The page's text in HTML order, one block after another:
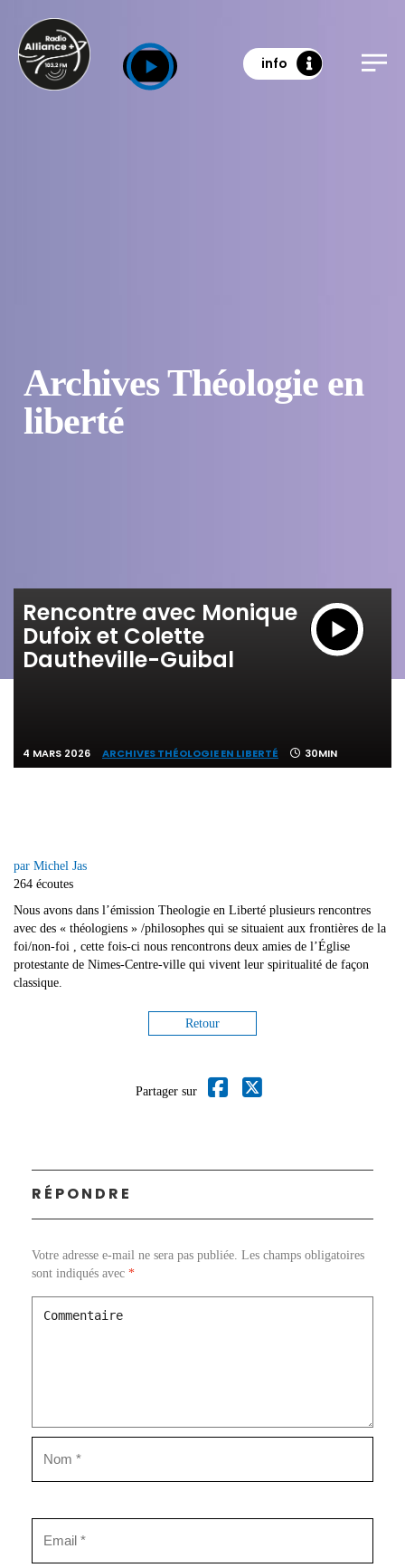
info
Archives Théologie en
liberté
Rencontre avec Monique
Dufoix et Colette
Dautheville-Guibal
4 MARS 2026 ARCHIVES THÉOLOGIE EN LIBERTÉ 30MIN
par Michel Jas
264 écoutes
Nous avons dans l’émission Theologie en Liberté plusieurs rencontres
avec des « théologiens » /philosophes qui se situaient aux frontières de la
foi/non-foi , cette fois-ci nous rencontrons deux amies de l’Église
protestante de Nimes-Centre-ville qui vivent leur spiritualité de façon
classique.
Retour
Partager sur
RÉPONDRE
Votre adresse e-mail ne sera pas publiée. Les champs obligatoires
sont indiqués avec *